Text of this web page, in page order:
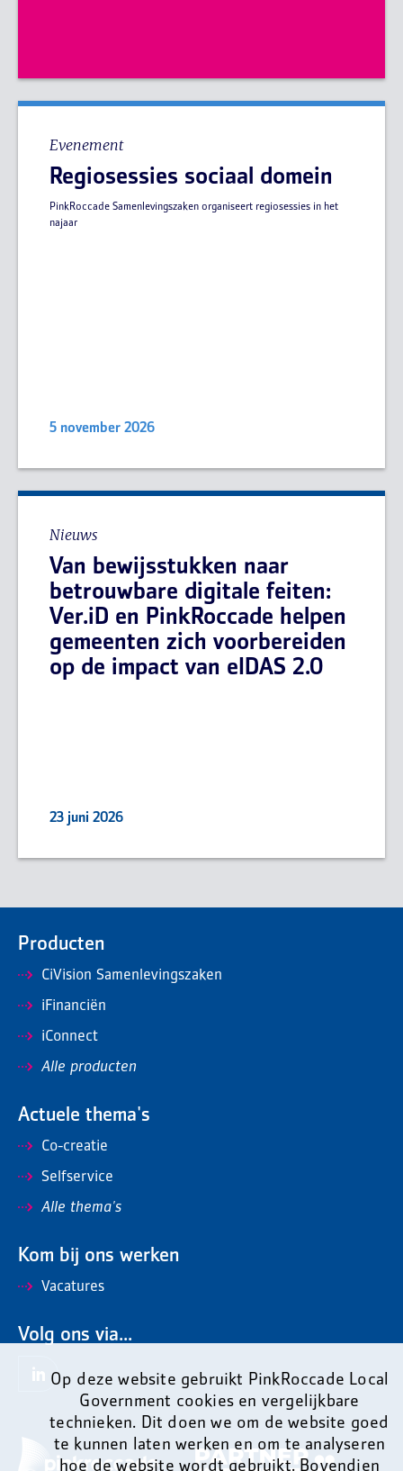
Evenement
Regiosessies sociaal domein
PinkRoccade Samenlevingszaken organiseert regiosessies in het
najaar
5 november 2026
Nieuws
Van bewijsstukken naar
betrouwbare digitale feiten:
Ver.iD en PinkRoccade helpen
gemeenten zich voorbereiden
op de impact van eIDAS 2.0
23 juni 2026
Op deze website gebruikt PinkRoccade Local
Government cookies en vergelijkbare
technieken. Dit doen we om de website goed
te kunnen laten werken en om te analyseren
hoe de website wordt gebruikt. Bovendien
Producten
CiVision Samenlevingszaken
iFinanciën
iConnect
Alle producten
Actuele thema's
Co-creatie
Selfservice
Alle thema's
Kom bij ons werken
Vacatures
Volg ons via...